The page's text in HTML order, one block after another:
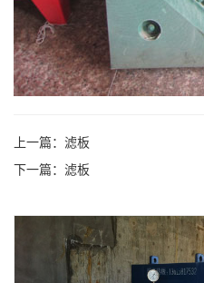
上一篇： 滤板
下一篇： 滤板